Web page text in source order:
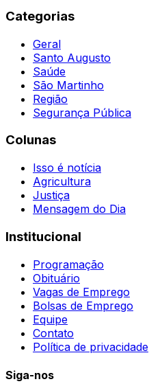
Categorias
Geral
Santo Augusto
Saúde
São Martinho
Região
Segurança Pública
Colunas
Isso é notícia
Agricultura
Justiça
Mensagem do Dia
Institucional
Programação
Obituário
Vagas de Emprego
Bolsas de Emprego
Equipe
Contato
Política de privacidade
Siga-nos